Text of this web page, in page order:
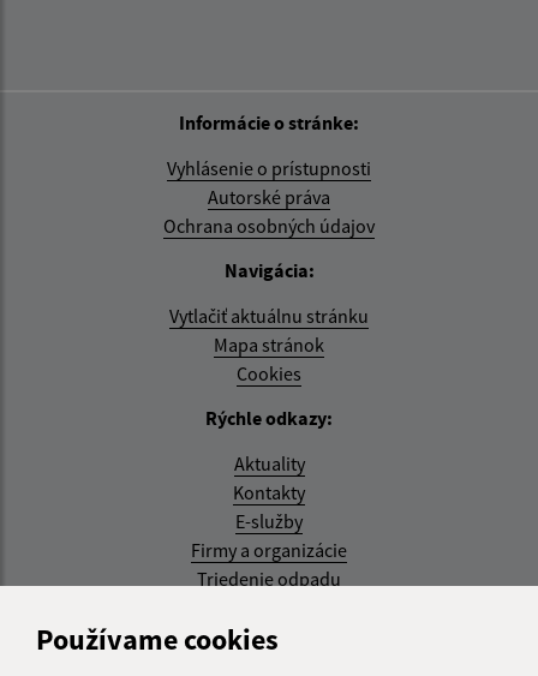
Používame cookies
Informácie o stránke:
Vyhlásenie o prístupnosti
Autorské práva
Ochrana osobných údajov
Navigácia:
Vytlačiť aktuálnu stránku
Mapa stránok
Cookies
Rýchle odkazy:
Aktuality
Kontakty
E-služby
Firmy a organizácie
Triedenie odpadu
Aktualizované: